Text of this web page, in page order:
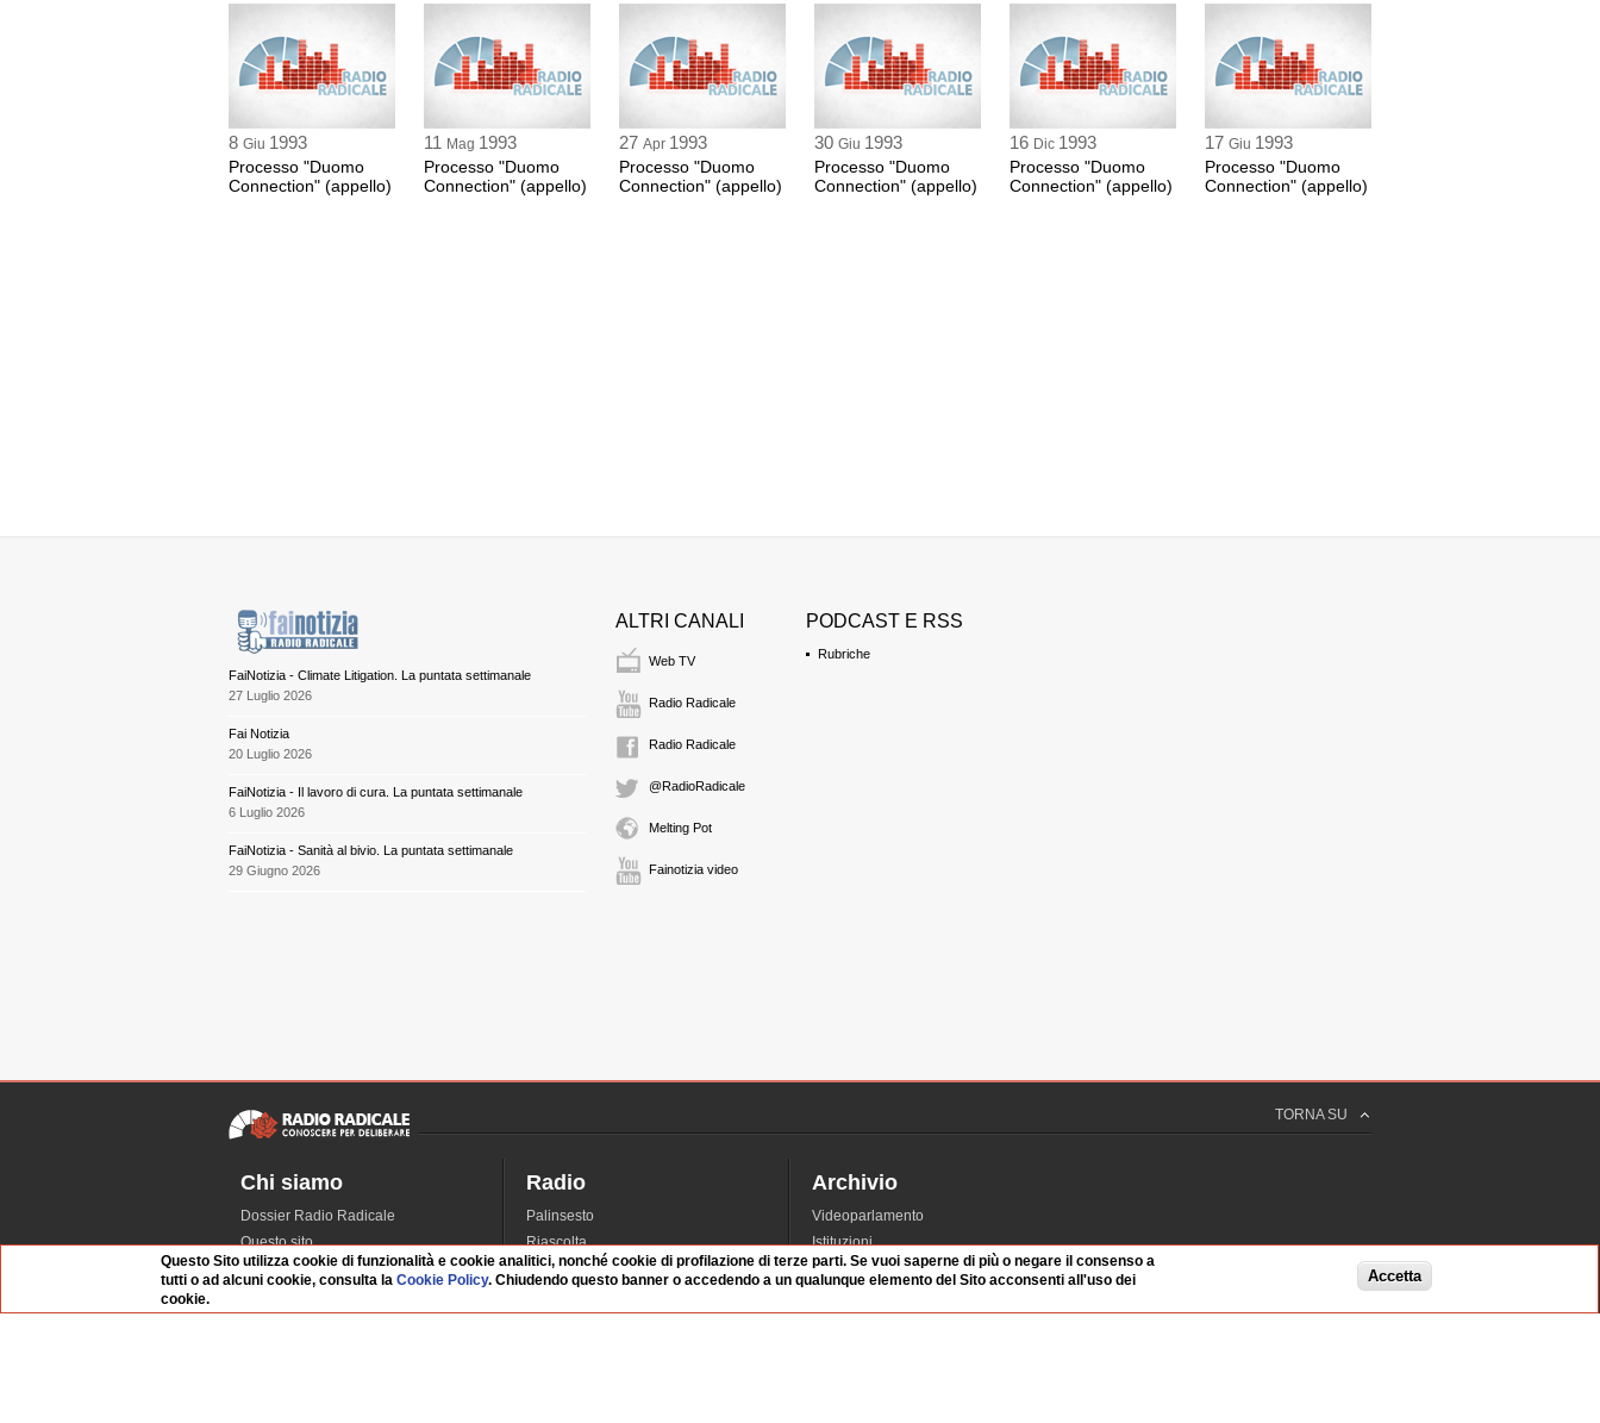
8 Giu 1993
Processo "Duomo
Connection" (appello)
11 Mag 1993
Processo "Duomo
Connection" (appello)
27 Apr 1993
Processo "Duomo
Connection" (appello)
30 Giu 1993
Processo "Duomo
Connection" (appello)
16 Dic 1993
Processo "Duomo
Connection" (appello)
17 Giu 1993
Processo "Duomo
Connection" (appello)
FaiNotizia - Climate Litigation. La puntata settimanale
27 Luglio 2026
Fai Notizia
20 Luglio 2026
FaiNotizia - Il lavoro di cura. La puntata settimanale
6 Luglio 2026
FaiNotizia - Sanità al bivio. La puntata settimanale
29 Giugno 2026
ALTRI CANALI
Web TV
Radio Radicale
Radio Radicale
@RadioRadicale
Melting Pot
Fainotizia video
PODCAST E RSS
Rubriche
TORNA SU
Chi siamo
Dossier Radio Radicale
Questo sito
L'Archivio
Radio
Palinsesto
Riascolta
Dirette
Archivio
Videoparlamento
Istituzioni
Dibattiti
Questo Sito utilizza cookie di funzionalità e cookie analitici, nonché cookie di profilazione di terze parti. Se vuoi saperne di più o negare il consenso a
tutti o ad alcuni cookie, consulta laCookie Policy. Chiudendo questo banner o accedendo a un qualunque elemento del Sito acconsenti all'uso dei
cookie.
Accetta